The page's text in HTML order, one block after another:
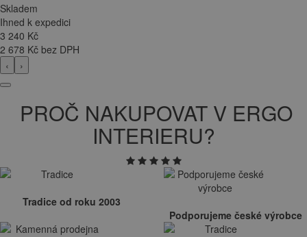
Skladem
Ihned k expedici
3 240 Kč
2 678 Kč bez DPH
‹
›
PROČ NAKUPOVAT V ERGO
INTERIERU?
Tradice od roku 2003
Podporujeme české výrobce